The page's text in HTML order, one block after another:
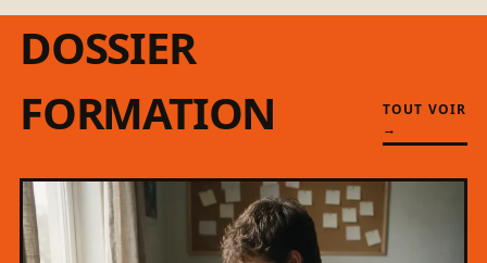
DOSSIER
FORMATION
TOUT VOIR
→